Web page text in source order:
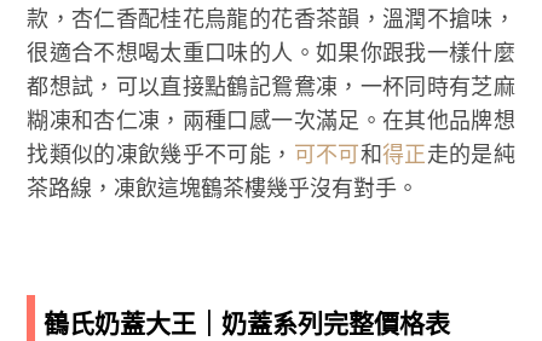
款，杏仁香配桂花烏龍的花香茶韻，溫潤不搶味，
很適合不想喝太重口味的人。如果你跟我一樣什麼
都想試，可以直接點鶴記鴛鴦凍，一杯同時有芝麻
糊凍和杏仁凍，兩種口感一次滿足。在其他品牌想
找類似的凍飲幾乎不可能， 可不可 和得正走的是純
茶路線，凍飲這塊鶴茶樓幾乎沒有對手。
鶴氏奶蓋大王｜奶蓋系列完整價格表